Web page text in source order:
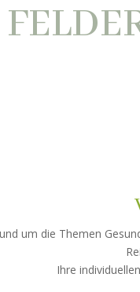
um die Themen
Ihre